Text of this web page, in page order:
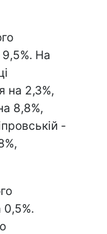
На
на 2,3%,
8,8%,
-
0,5%.